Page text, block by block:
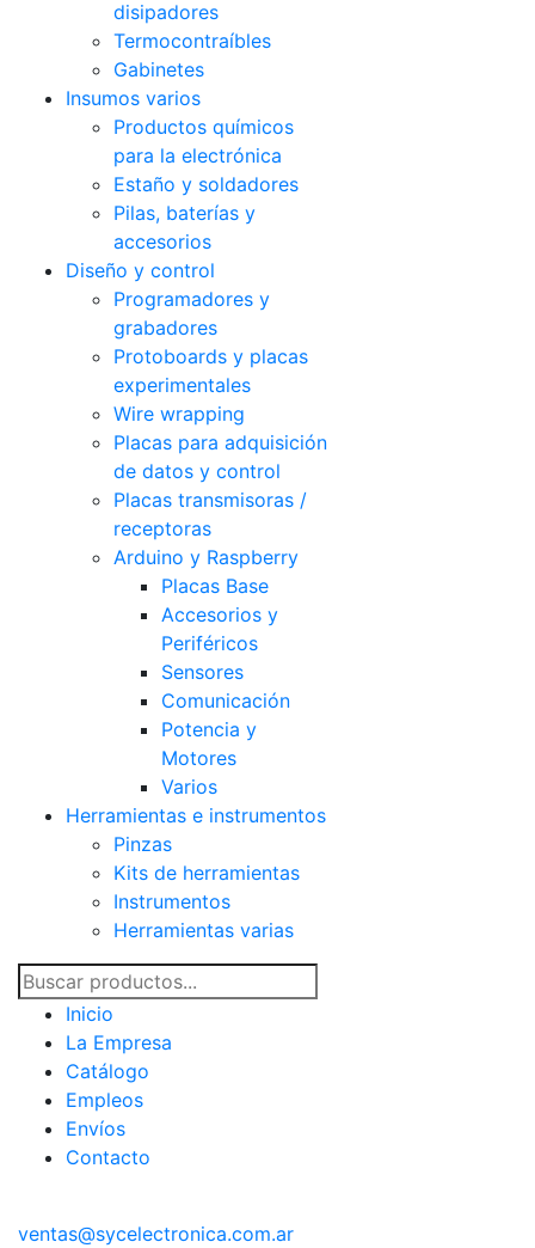
disipadores
Termocontraíbles
Gabinetes
Insumos varios
Productos químicos
para la electrónica
Estaño y soldadores
Pilas, baterías y
accesorios
Diseño y control
Programadores y
grabadores
Protoboards y placas
experimentales
Wire wrapping
Placas para adquisición
de datos y control
Placas transmisoras /
receptoras
Arduino y Raspberry
Placas Base
Accesorios y
Periféricos
Sensores
Comunicación
Potencia y
Motores
Varios
Herramientas e instrumentos
Pinzas
Kits de herramientas
Instrumentos
Herramientas varias
Inicio
La Empresa
Catálogo
Empleos
Envíos
Contacto
ventas@sycelectronica.com.ar